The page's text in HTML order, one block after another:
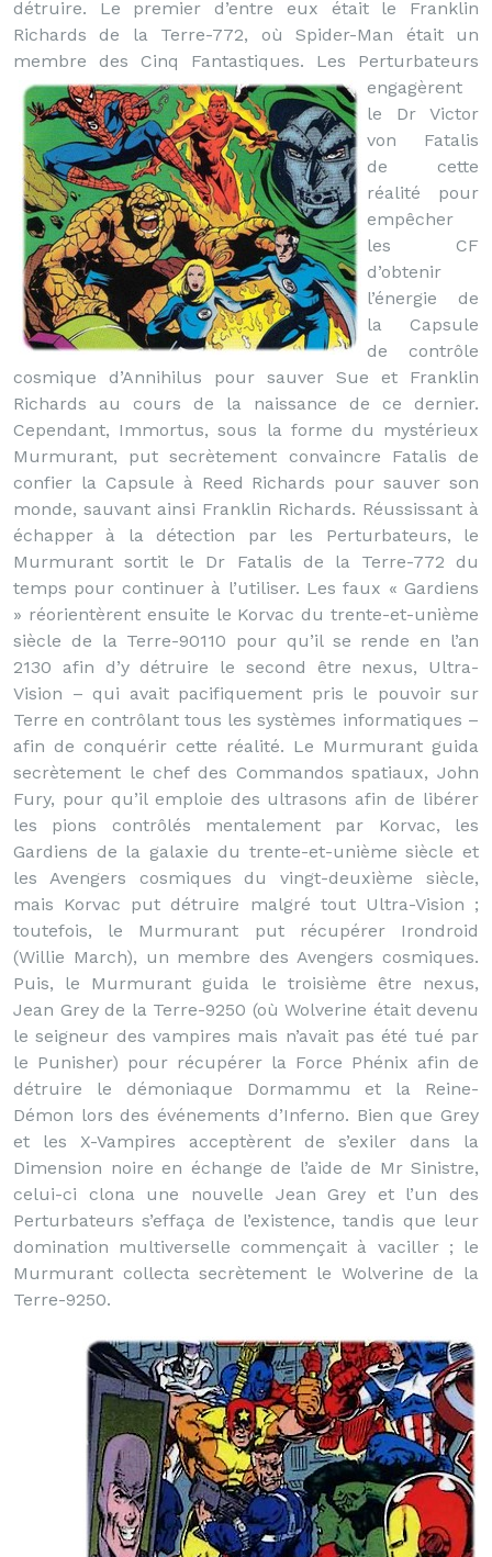
détruire. Le premier d’entre eux était le Franklin
Richards de la Terre-772, où Spider-Man était un
membre des Cinq Fantastiques. Les Perturbateurs
engagèrent
le Dr Victor
von Fatalis
de cette
réalité pour
empêcher
les CF
d’obtenir
l’énergie de
la Capsule
de contrôle
cosmique d’Annihilus pour sauver Sue et Franklin
Richards au cours de la naissance de ce dernier.
Cependant, Immortus, sous la forme du mystérieux
Murmurant, put secrètement convaincre Fatalis de
confier la Capsule à Reed Richards pour sauver son
monde, sauvant ainsi Franklin Richards. Réussissant à
échapper à la détection par les Perturbateurs, le
Murmurant sortit le Dr Fatalis de la Terre-772 du
temps pour continuer à l’utiliser. Les faux « Gardiens
» réorientèrent ensuite le Korvac du trente-et-unième
siècle de la Terre-90110 pour qu’il se rende en l’an
2130 afin d’y détruire le second être nexus, Ultra-
Vision – qui avait pacifiquement pris le pouvoir sur
Terre en contrôlant tous les systèmes informatiques –
afin de conquérir cette réalité. Le Murmurant guida
secrètement le chef des Commandos spatiaux, John
Fury, pour qu’il emploie des ultrasons afin de libérer
les pions contrôlés mentalement par Korvac, les
Gardiens de la galaxie du trente-et-unième siècle et
les Avengers cosmiques du vingt-deuxième siècle,
mais Korvac put détruire malgré tout Ultra-Vision ;
toutefois, le Murmurant put récupérer Irondroid
(Willie March), un membre des Avengers cosmiques.
Puis, le Murmurant guida le troisième être nexus,
Jean Grey de la Terre-9250 (où Wolverine était devenu
le seigneur des vampires mais n’avait pas été tué par
le Punisher) pour récupérer la Force Phénix afin de
détruire le démoniaque Dormammu et la Reine-
Démon lors des événements d’Inferno. Bien que Grey
et les X-Vampires acceptèrent de s’exiler dans la
Dimension noire en échange de l’aide de Mr Sinistre,
celui-ci clona une nouvelle Jean Grey et l’un des
Perturbateurs s’effaça de l’existence, tandis que leur
domination multiverselle commençait à vaciller ; le
Murmurant collecta secrètement le Wolverine de la
Terre-9250.